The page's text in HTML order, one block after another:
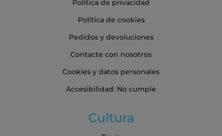
Política de privacidad
Política de cookies
Pedidos y devoluciones
Contacte con nosotros
Cookies y datos personales
Accesibilidad: No cumple
Cultura